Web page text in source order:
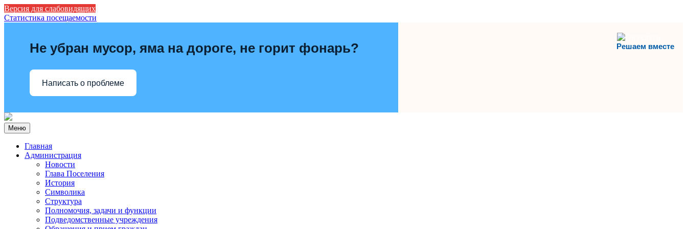
Версия для слабовидящих
Статистика посещаемости
Решаем вместе
Не убран мусор, яма на дороге, не горит фонарь?
Написать о проблеме
Меню
Главная
Администрация
Новости
Глава Поселения
История
Символика
Структура
Полномочия, задачи и функции
Подведомственные учреждения